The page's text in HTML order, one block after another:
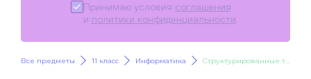
Принимаю условия соглашения
и политики конфиденциальности
Все предметы 11 класс Информатика Структурированные типы данных. Массивы